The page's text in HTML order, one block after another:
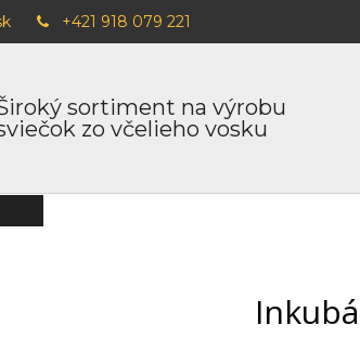
sortiment na výrobu
zo včelieho vosku
+421 918 079 221